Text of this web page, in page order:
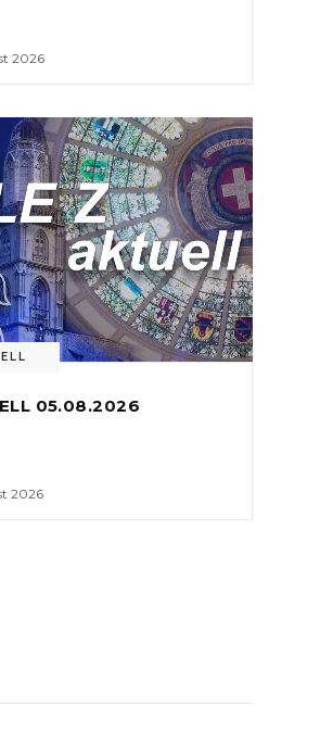
2026
05.08.2026
2026